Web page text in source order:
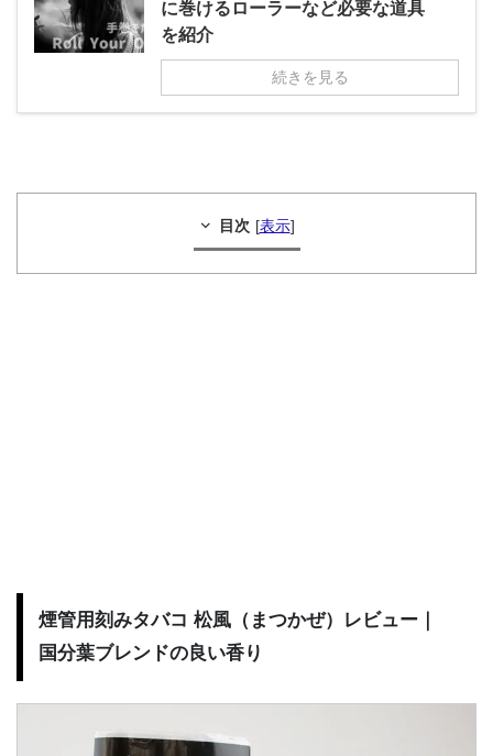
に巻けるローラーなど必要な道具
を紹介
続きを見る
目次 [表示]
煙管用刻みタバコ 松風（まつかぜ）レビュー｜
国分葉ブレンドの良い香り